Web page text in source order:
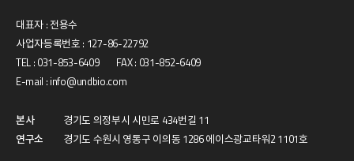
대표자 : 전용수
사업자등록번호 : 127-86-22792
TEL : 031-853-6409 FAX : 031-852-6409
E-mail : info@undbio.com
본사
경기도 의정부시 시민로 434번길 11
연구소
경기도 수원시 영통구 이의동 1286 에이스광교타워2 1101호